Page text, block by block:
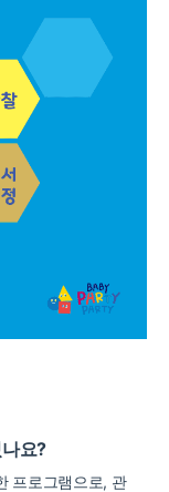
요?
프로그램으로, 관